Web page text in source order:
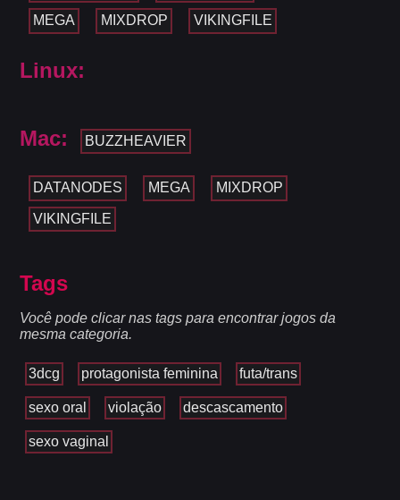
MEGA MIXDROP VIKINGFILE
Linux:
Mac: BUZZHEAVIER
DATANODES MEGA MIXDROP
VIKINGFILE
Tags
Você pode clicar nas tags para encontrar jogos da
mesma categoria.
3dcg protagonista feminina futa/trans
sexo oral violação descascamento
sexo vaginal